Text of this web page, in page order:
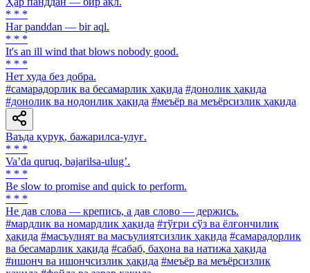
* * *
Har panddan — bir aql.
* * *
It's an ill wind that blows nobody good.
* * *
Нет худа без добра.
#самарадорлик ва бесамарлик ҳақида #донолик ҳақида
#донолик ва нодонлик ҳақида #меъёр ва меъёрсизлик ҳақида
Ваъда қуруқ, бажарилса-улуғ.
* * *
Vaʼda quruq, bajarilsa-ulugʼ.
* * *
Be slow to promise and quick to perform.
* * *
He дав слова — крепись, а дав слово — держись.
#мардлик ва номардлик ҳақида #тўғри сўз ва ёлғончилик
ҳақида #масъулият ва масъулиятсизлик ҳақида #самарадорлик
ва бесамарлик ҳақида #сабаб, баҳона ва натижа ҳақида
#ишонч ва ишончсизлик ҳақида #меъёр ва меъёрсизлик